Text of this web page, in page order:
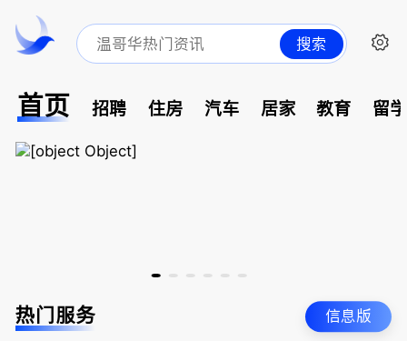
搜索
首页 招聘 住房 汽车 居家 教育 留
热门服务 信息版